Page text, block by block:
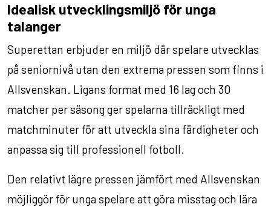
Idealisk utvecklingsmiljö för unga
talanger
Superettan erbjuder en miljö där spelare utvecklas
på seniornivå utan den extrema pressen som finns i
Allsvenskan. Ligans format med 16 lag och 30
matcher per säsong ger spelarna tillräckligt med
matchminuter för att utveckla sina färdigheter och
anpassa sig till professionell fotboll.
Den relativt lägre pressen jämfört med Allsvenskan
möjliggör för unga spelare att göra misstag och lära